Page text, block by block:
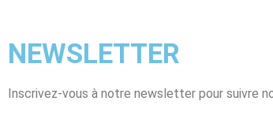
NEWSLETTER
Inscrivez-vous à notre newsletter pour suivre